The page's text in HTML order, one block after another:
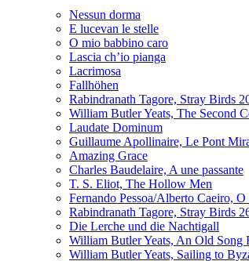
Nessun dorma
E lucevan le stelle
O mio babbino caro
Lascia ch’io pianga
Lacrimosa
Fallhöhen
Rabindranath Tagore, Stray Birds
William Butler Yeats, The Second
Laudate Dominum
Guillaume Apollinaire, Le Pont
Amazing Grace
Charles Baudelaire, A une passante
T. S. Eliot, The Hollow Men
Fernando Pessoa/Alberto Caeiro,
Rabindranath Tagore, Stray Birds
Die Lerche und die Nachtigall
William Butler Yeats, An Old Song
William Butler Yeats, Sailing to